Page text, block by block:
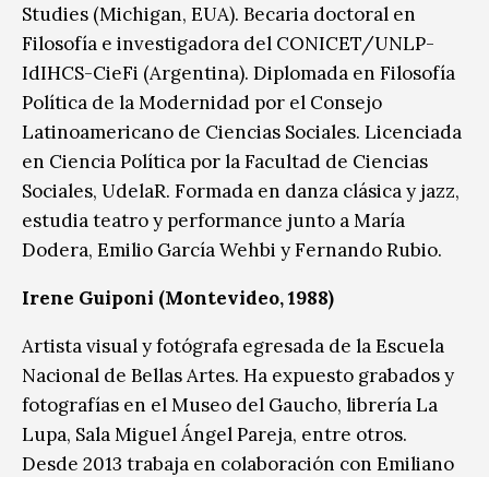
Studies (Michigan, EUA). Becaria doctoral en
Filosofía e investigadora del CONICET/UNLP-
IdIHCS-CieFi (Argentina). Diplomada en Filosofía
Política de la Modernidad por el Consejo
Latinoamericano de Ciencias Sociales. Licenciada
en Ciencia Política por la Facultad de Ciencias
Sociales, UdelaR. Formada en danza clásica y jazz,
estudia teatro y performance junto a María
Dodera, Emilio García Wehbi y Fernando Rubio.
Irene Guiponi (Montevideo, 1988)
Artista visual y fotógrafa egresada de la Escuela
Nacional de Bellas Artes. Ha expuesto grabados y
fotografías en el Museo del Gaucho, librería La
Lupa, Sala Miguel Ángel Pareja, entre otros.
Desde 2013 trabaja en colaboración con Emiliano